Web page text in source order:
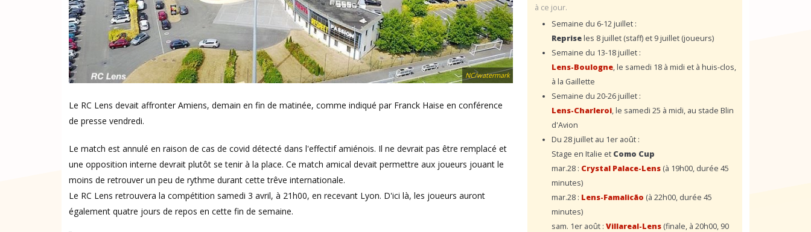
NC/watermark
Le RC Lens devait affronter Amiens, demain en fin de matinée, comme indiqué par Franck Haise en conférence
de presse vendredi.
Le match est annulé en raison de cas de covid détecté dans l'effectif amiénois. Il ne devrait pas être remplacé et
une opposition interne devrait plutôt se tenir à la place. Ce match amical devait permettre aux joueurs jouant le
moins de retrouver un peu de rythme durant cette trêve internationale.
Le RC Lens retrouvera la compétition samedi 3 avril, à 21h00, en recevant Lyon. D'ici là, les joueurs auront
également quatre jours de repos en cette fin de semaine.
à ce jour.
Semaine du 6-12 juillet :
Repriseles 8 juillet (staff) et 9 juillet (joueurs)
Semaine du 13-18 juillet :
Lens-Boulogne, le samedi 18 à midi et à huis-clos,
à la Gaillette
Semaine du 20-26 juillet :
Lens-Charleroi, le samedi 25 à midi, au stade Blin
d'Avion
Du 28 juillet au 1er août :
Stage en Italie et Como Cup
mar.28 : Crystal Palace-Lens (à 19h00, durée 45
minutes)
mar.28 : Lens-Famalicão (à 22h00, durée 45
minutes)
sam. 1er août : Villareal-Lens (finale, à 20h00, 90